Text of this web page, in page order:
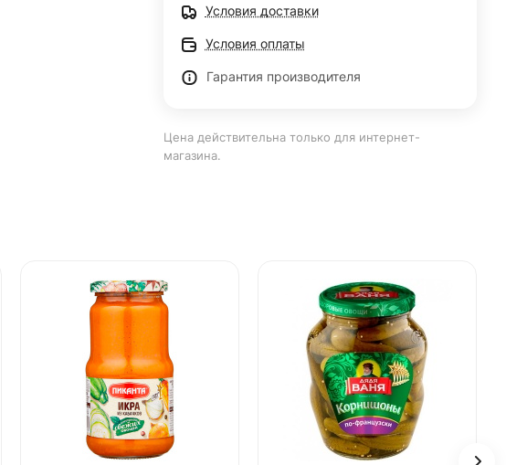
Условия доставки
Условия оплаты
Гарантия производителя
Цена действительна только для интернет-
магазина.